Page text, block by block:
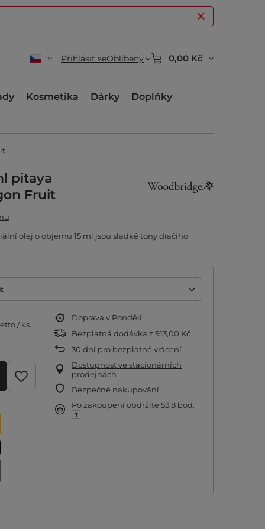
Přihlásit seOblíbený 0,00 Kč
Kosmetika Dárky
Doplňky
pitaya
Fruit
olej o objemu 15 ml jsou sladké tóny dračího
/ks.
Doprava v Pondělí
Bezplatná dodávka z 913,00 Kč
30 dní pro bezplatné vrácení
Dostupnost ve stacionárních
prodejnách
Bezpečné nakupování
Po zakoupení obdržíte 53.8 bod.